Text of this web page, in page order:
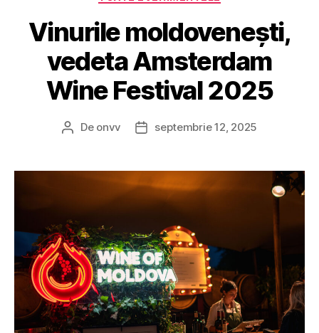
Vinurile moldovenești,
vedeta Amsterdam
Wine Festival 2025
Autor
De onvv
Datăseptembrie 12, 2025